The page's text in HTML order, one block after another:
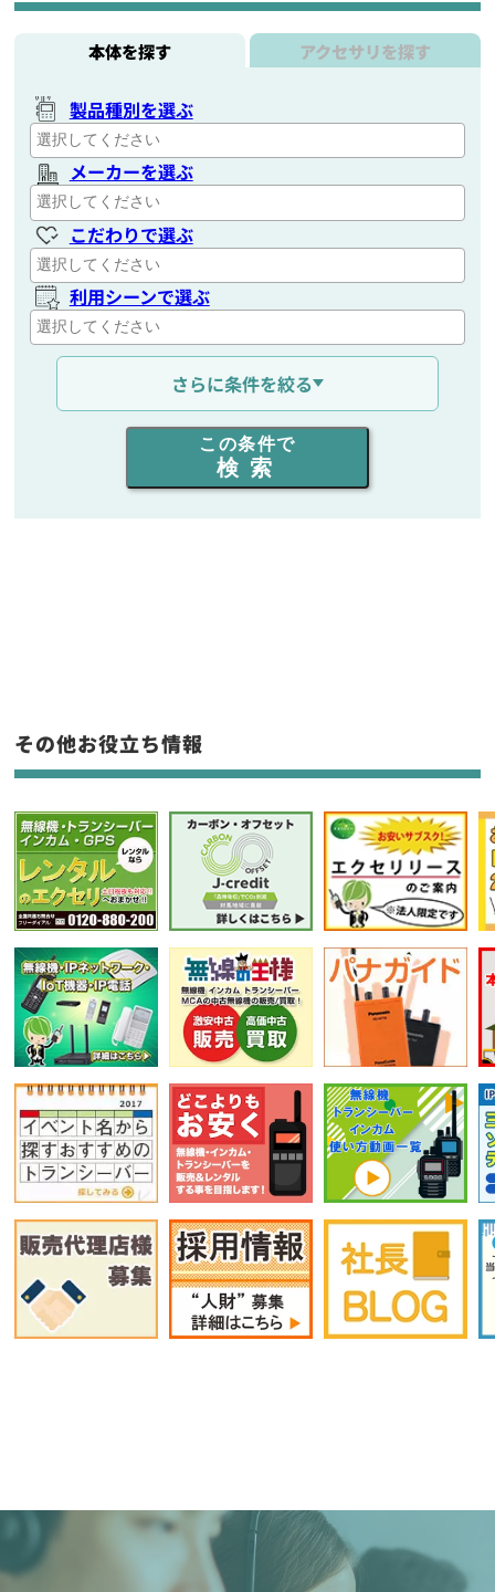
本体を探す アクセサリを探す
製品種別を選ぶ
メーカーを選ぶ
こだわりで選ぶ
利用シーンで選ぶ
通信距離を選ぶ
出力を選ぶ
同時通話人数を選ぶ
フリーワード入力(製品名等)
選択条件をリセット
さらに条件を絞る
この条件で
検索
その他お役立ち情報